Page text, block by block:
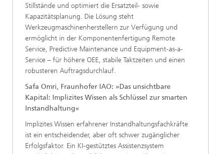
Stillstände und optimiert die Ersatzteil- sowie
Kapazitätsplanung. Die Lösung steht
Werkzeugmaschinenherstellern zur Verfügung und
ermöglicht in der Komponentenfertigung Remote
Service, Predictive Maintenance und Equipment-as-a-
Service – für höhere OEE, stabile Taktzeiten und einen
robusteren Auftragsdurchlauf.
Safa Omri, Fraunhofer IAO: »Das unsichtbare
Kapital: Implizites Wissen als Schlüssel zur smarten
Instandhaltung«
Implizites Wissen erfahrener Instandhaltungsfachkräfte
ist ein entscheidender, aber oft schwer zugänglicher
Erfolgsfaktor. Ein KI-gestütztes Assistenzsystem